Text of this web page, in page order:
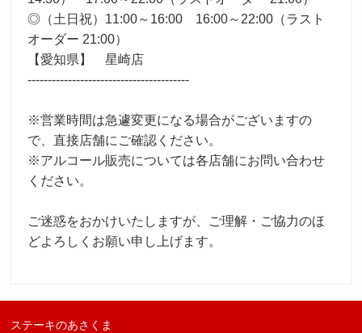
◎（土日祝）11:00～16:00 16:00～22:00（ラスト
オーダー 21:00）
【愛知県】 星崎店
----------------------------------------
※営業時間は急遽変更になる場合がございますの
で、直接店舗にご確認ください。
※アルコール販売については各店舗にお問い合わせ
ください。
ご迷惑をおかけいたしますが、ご理解・ご協力のほ
どよろしくお願い申し上げます。
ステーキのあさくま